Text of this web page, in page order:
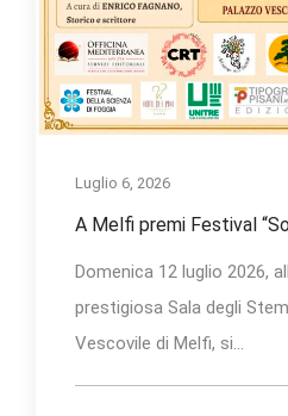
Luglio 6, 2026
A Melfi premi Festival
Domenica 12 luglio 2026,
prestigiosa Sala degli
Vescovile di Melfi, si...